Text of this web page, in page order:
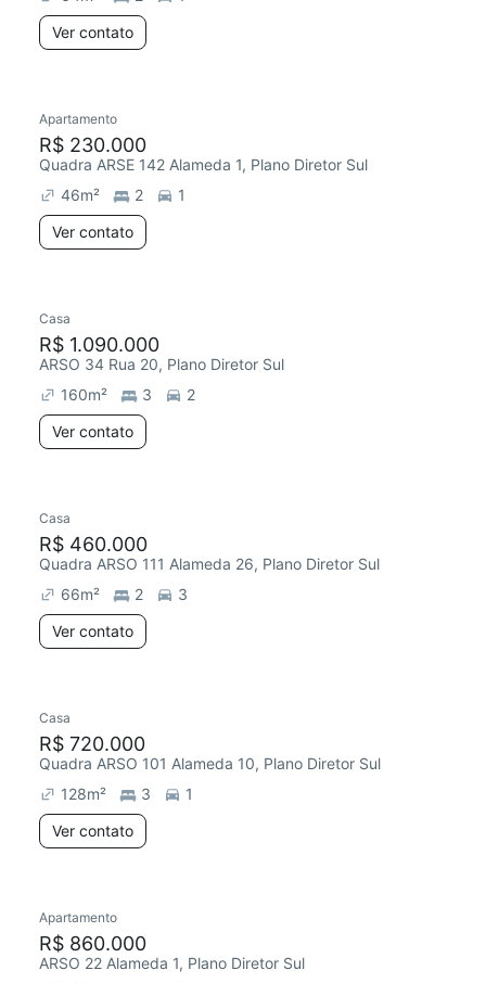
Ver contato
Apartamento
R$ 230.000
Quadra ARSE 142 Alameda 1, Plano Diretor Sul
46m² 2
1
Ver contato
Casa
R$ 1.090.000
ARSO 34 Rua 20, Plano Diretor Sul
160m² 3
2
Ver contato
Casa
R$ 460.000
Quadra ARSO 111 Alameda 26, Plano Diretor Sul
66m² 2
3
Ver contato
Casa
R$ 720.000
Quadra ARSO 101 Alameda 10, Plano Diretor Sul
128m² 3
1
Ver contato
Apartamento
R$ 860.000
ARSO 22 Alameda 1, Plano Diretor Sul